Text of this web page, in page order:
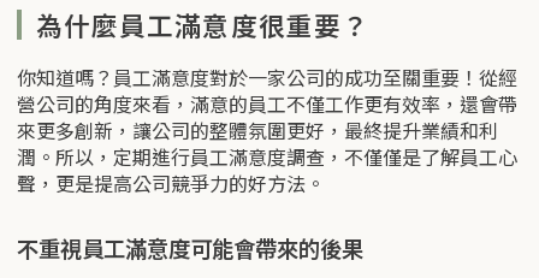
為什麼員工滿意度很重要？
你知道嗎？員工滿意度對於一家公司的成功至關重要！從經
營公司的角度來看，滿意的員工不僅工作更有效率，還會帶
來更多創新，讓公司的整體氛圍更好，最終提升業績和利
潤。所以，定期進行員工滿意度調查，不僅僅是了解員工心
聲，更是提高公司競爭力的好方法。
不重視員工滿意度可能會帶來的後果